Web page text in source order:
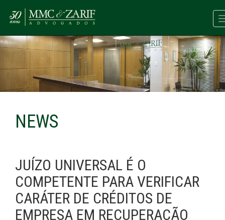
NEWS
JUÍZO UNIVERSAL É O
COMPETENTE PARA VERIFICAR
CARÁTER DE CRÉDITOS DE
EMPRESA EM RECUPERAÇÃO